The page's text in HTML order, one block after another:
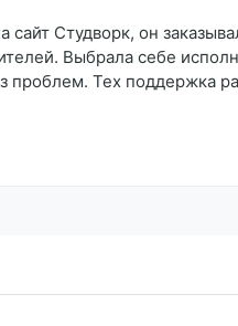
Студворк, он
Выбрала себе
Тех поддержка